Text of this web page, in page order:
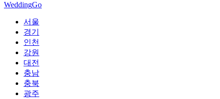
WeddingGo
서울
경기
인천
강원
대전
충남
충북
광주